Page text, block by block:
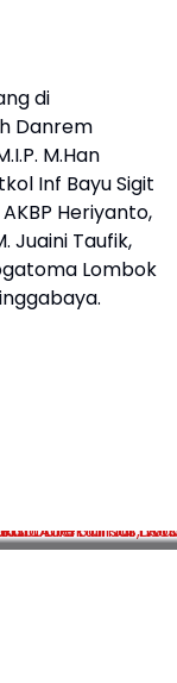
di
Danrem
M.Han
Inf Bayu Sigit
Heriyanto,
Juaini Taufik,
Lombok
Jamsos di